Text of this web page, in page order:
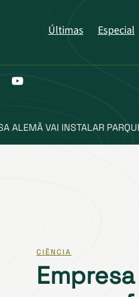
Últimas Especial
ALEMÃ VAI INSTALAR
CIÊNCIA